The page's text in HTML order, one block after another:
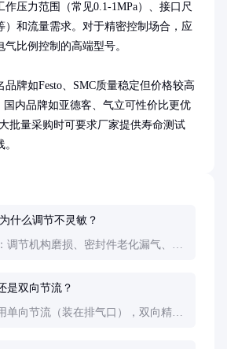
压力范围（常见0.1-1MPa）、接口尺
）和流量需求。对于精密控制场合，应
比例控制的高端型号。
牌如Festo、SMC质量稳定但价格较高
国内品牌如亚德客、气立可性价比更优
大批量采购时可要求厂家提供寿命测试
什么调节不灵敏？
调节机构磨损、密封件老化漏气、节
是双向节流？
单向节流（装在排气口），双向精密